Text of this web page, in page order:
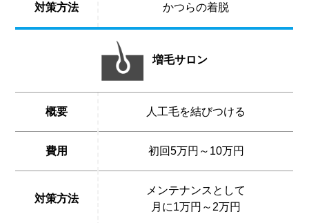
対策方法 かつらの着脱
増毛サロン
概要 人工毛を結びつける
費用 初回5万円～10万円
対策方法
メンテナンスとして
月に1万円～2万円